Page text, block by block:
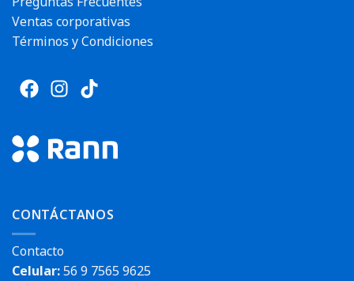
Ventas corporativas
Términos y Condiciones
CONTÁCTANOS
Contacto
Celular:56 9 7565 9625